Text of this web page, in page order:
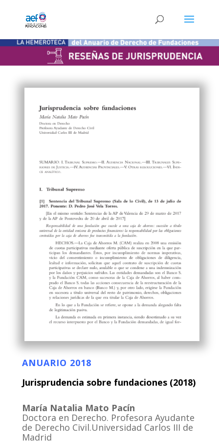
ANUARIO 2018
Jurisprudencia sobre fundaciones (2018)
María Natalia Mato Pacín
Doctora en Derecho. Profesora Ayudante
de Derecho Civil.Universidad Carlos III de
Madrid